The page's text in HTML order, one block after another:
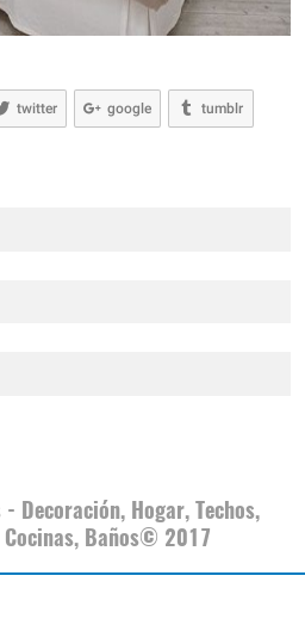
twitter google tumblr
Decoración, Hogar, Techos,
Cocinas, Baños© 2017